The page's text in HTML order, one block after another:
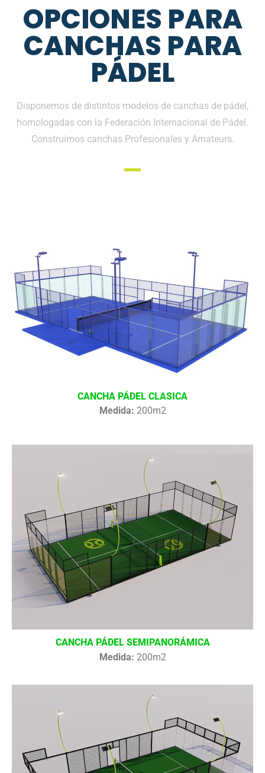
OPCIONES PARA
CANCHAS PARA
PÁDEL
Disponemos de distintos modelos de canchas de pádel,
homologadas con la Federación Internacional de Pádel.
Construimos canchas Profesionales y Amateurs.
CANCHA PÁDEL CLASICA
Medida: 200m2
CANCHA PÁDEL SEMIPANORÁMICA
Medida: 200m2